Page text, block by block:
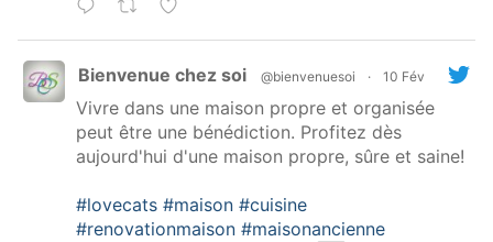
Bienvenue chez soi @bienvenuesoi · 10 Fév
Vivre dans une maison propre et organisée
peut être une bénédiction. Profitez dès
aujourd'hui d'une maison propre, sûre et saine!
#lovecats #maison #cuisine
#renovationmaison #maisonancienne